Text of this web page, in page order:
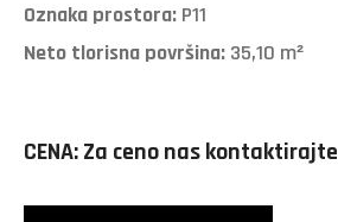
Oznaka prostora: P11
Neto tlorisna površina: 35,10 m²
CENA: Za ceno nas kontaktirajte